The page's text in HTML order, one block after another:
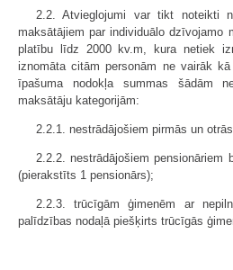
2.2. Atvieglojumi var tikt noteikti
maksātājiem par individuālo dzīvojamo
platību līdz 2000 kv.m, kura netiek
iznomāta citām personām ne vairāk
īpašuma nodokļa summas šādām
maksātāju kategorijām:
2.2.1. nestrādājošiem pirmās un
2.2.2. nestrādājošiem pensionāriem
(pierakstīts 1 pensionārs);
2.2.3. trūcīgām ģimenēm ar
palīdzības nodaļā piešķirts trūcīgās